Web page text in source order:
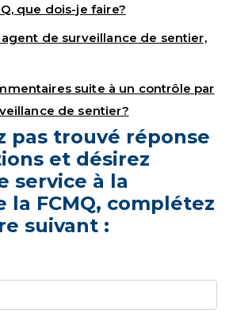
que dois-je faire?
agent de surveillance de sentier,
suite à un contrôle par
de sentier?
pas trouvé réponse
et désirez
service à la
la FCMQ, complétez
suivant :